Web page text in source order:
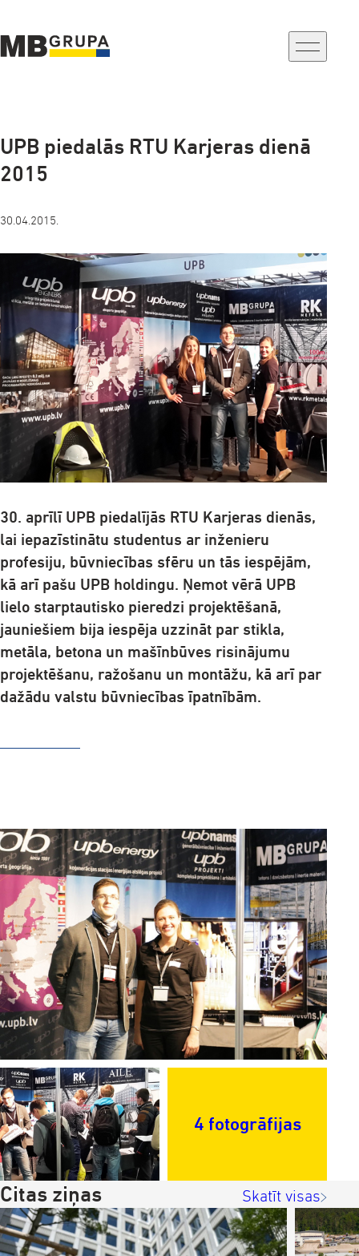
UPB piedalās RTU Karjeras dienā
2015
30.04.2015.
30. aprīlī UPB piedalījās RTU Karjeras dienās,
lai iepazīstinātu studentus ar inženieru
profesiju, būvniecības sfēru un tās iespējām,
kā arī pašu UPB holdingu. Ņemot vērā UPB
lielo starptautisko pieredzi projektēšanā,
jauniešiem bija iespēja uzzināt par stikla,
metāla, betona un mašīnbūves risinājumu
projektēšanu, ražošanu un montāžu, kā arī par
dažādu valstu būvniecības īpatnībām.
4 fotogrāfijas
Citas ziņas Skatīt visas